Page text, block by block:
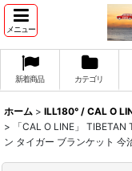
メニュー
新着商品 カテゴリ
ホーム > ILL180° / CAL O
>
「CAL O LINE」
ン タイガー ブランケット